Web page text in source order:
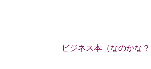
ビジネス本（なのかな